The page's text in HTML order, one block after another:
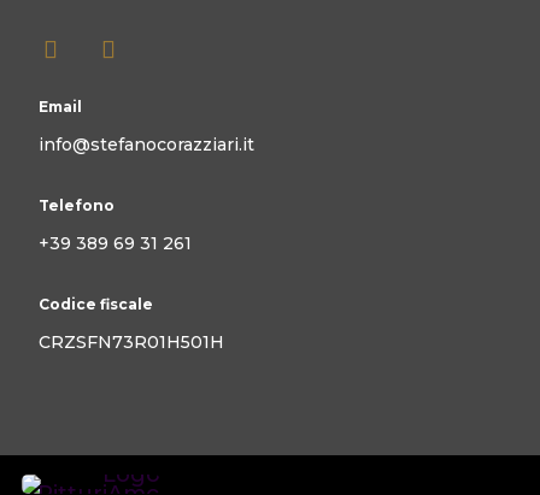
Email
info@stefanocorazziari.it
Telefono
+39 389 69 31 261
Codice fiscale
CRZSFN73R01H501H